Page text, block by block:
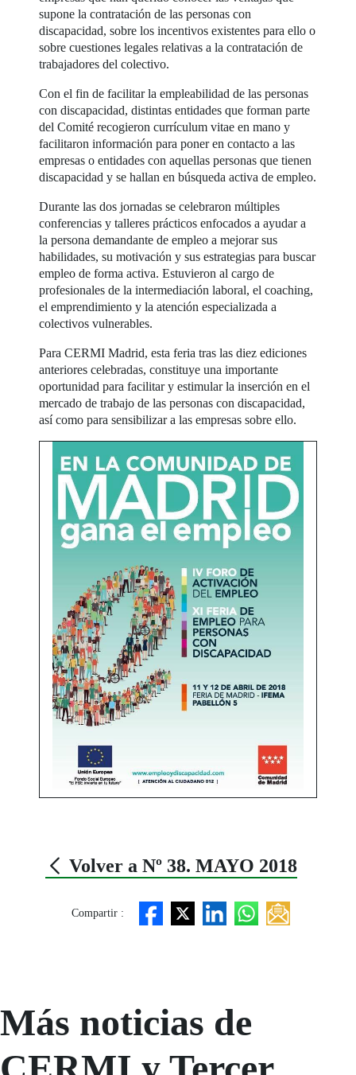
supone la contratación de las personas con
discapacidad, sobre los incentivos existentes para ello o
sobre cuestiones legales relativas a la contratación de
trabajadores del colectivo.
Con el fin de facilitar la empleabilidad de las personas
con discapacidad, distintas entidades que forman parte
del Comité recogieron currículum vitae en mano y
facilitaron información para poner en contacto a las
empresas o entidades con aquellas personas que tienen
discapacidad y se hallan en búsqueda activa de empleo.
Durante las dos jornadas se celebraron múltiples
conferencias y talleres prácticos enfocados a ayudar a
la persona demandante de empleo a mejorar sus
habilidades, su motivación y sus estrategias para buscar
empleo de forma activa. Estuvieron al cargo de
profesionales de la intermediación laboral, el coaching,
el emprendimiento y la atención especializada a
colectivos vulnerables.
Para CERMI Madrid, esta feria tras las diez ediciones
anteriores celebradas, constituye una importante
oportunidad para facilitar y estimular la inserción en el
mercado de trabajo de las personas con discapacidad,
así como para sensibilizar a las empresas sobre ello.
Volver a Nº 38. MAYO 2018
Compartir :
Más noticias de